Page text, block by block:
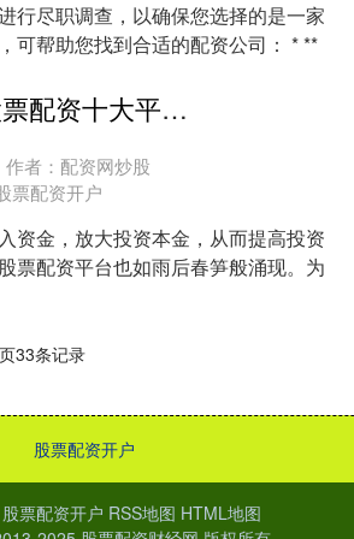
行尽职调查，以确保您选择的是一家
可帮助您找到合适的配资公司： * **
实盘股票配资开户平台 揭秘股票配资十大平台，助你投资获利
作者：配资网炒股
票配资开户
资金，放大投资本金，从而提高投资
票配资平台也如雨后春笋般涌现。为
页33条记录
股票配资开户
股票配资开户 RSS地图 HTML地图